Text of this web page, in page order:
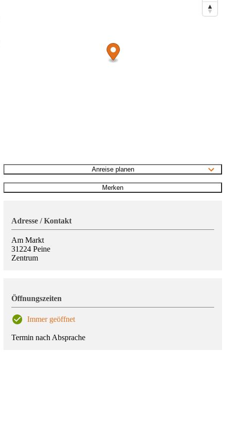
Adresse / Kontakt
Am Markt
31224 Peine
Zentrum
Öffnungszeiten
Immer geöffnet
Termin nach Absprache
Anreise planen
Merken